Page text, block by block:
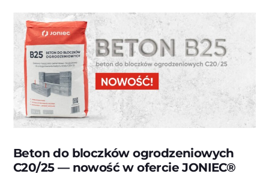
Beton do bloczków ogrodzeniowych
C20/25 — nowość w ofercie JONIEC®